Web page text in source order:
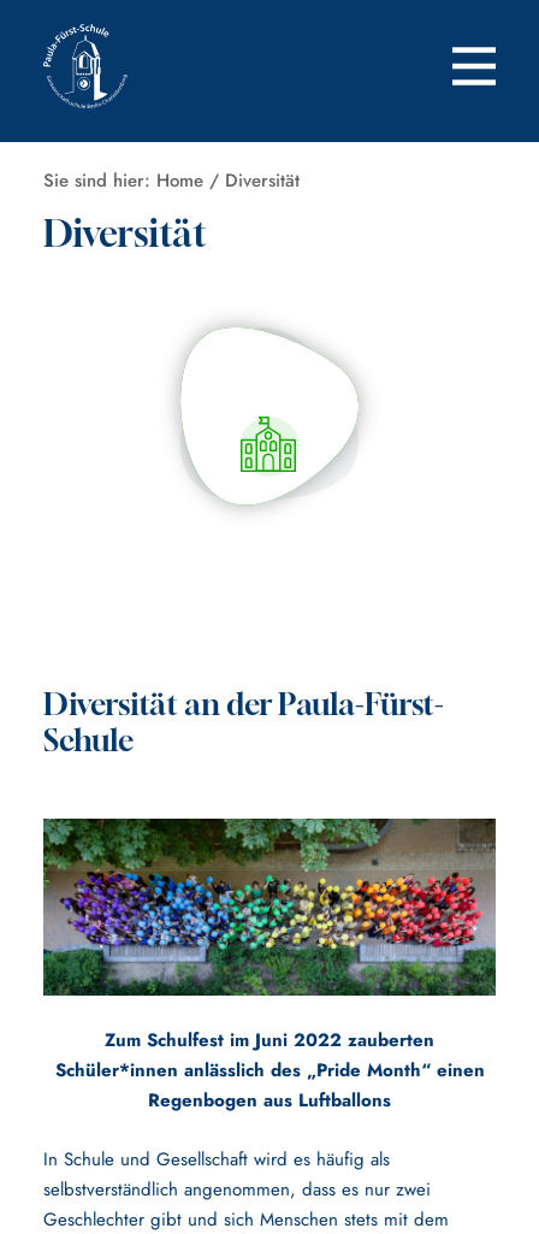
springen
Sie sind hier: Home / Diversität
Diversität
Diversität an der Paula-Fürst-
Schule
Zum Schulfest im Juni 2022 zauberten
Schüler*innen anlässlich des „Pride Month“ einen
Regenbogen aus Luftballons
In Schule und Gesellschaft wird es häufig als
selbstverständlich angenommen, dass es nur zwei
Geschlechter gibt und sich Menschen stets mit dem